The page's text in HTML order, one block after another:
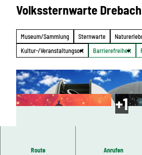
Volkssternwarte Drebach
Museum/Sammlung Sternwarte
Kultur-/Veranstaltungsort
Barrierefreiheit
Route Anrufen
Einmal bis zum Rand der Milchstraße